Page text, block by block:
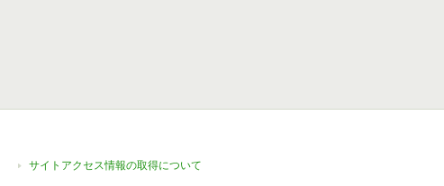
サイトアクセス情報の取得について